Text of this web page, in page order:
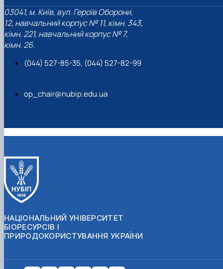
03041, м. Київ, вул. Героїв Оборони,
12, навчальний корпус № 11, кімн. 343,
кімн. 221, навчальний корпус № 7,
кімн. 26.
(044) 527-85-35, (044) 527-82-99
op_chair@nubip.edu.ua
НАЦІОНАЛЬНИЙ УНІВЕРСИТЕТ
БІОРЕСУРСІВ І
ПРИРОДОКОРИСТУВАННЯ УКРАЇНИ